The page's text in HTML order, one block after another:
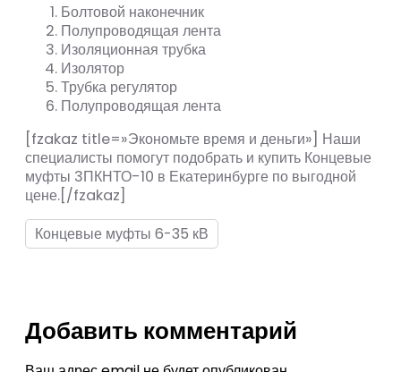
Болтовой наконечник
Полупроводящая лента
Изоляционная трубка
Изолятор
Трубка регулятор
Полупроводящая лента
[fzakaz title=»Экономьте время и деньги»] Наши
специалисты помогут подобрать и купить Концевые
муфты 3ПКНТО-10 в Екатеринбурге по выгодной
цене.[/fzakaz]
Концевые муфты 6-35 кВ
Добавить комментарий